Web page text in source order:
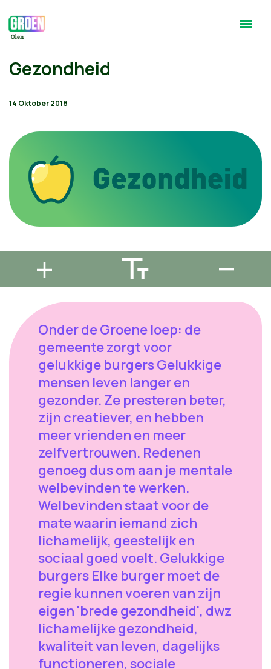
Gezondheid
14 Oktober 2018
Onder de Groene loep: de
gemeente zorgt voor
gelukkige burgers Gelukkige
mensen leven langer en
gezonder. Ze presteren beter,
zijn creatiever, en hebben
meer vrienden en meer
zelfvertrouwen. Redenen
genoeg dus om aan je mentale
welbevinden te werken.
Welbevinden staat voor de
mate waarin iemand zich
lichamelijk, geestelijk en
sociaal goed voelt. Gelukkige
burgers Elke burger moet de
regie kunnen voeren van zijn
eigen 'brede gezondheid', dwz
lichamelijke gezondheid,
kwaliteit van leven, dagelijks
functioneren, sociale